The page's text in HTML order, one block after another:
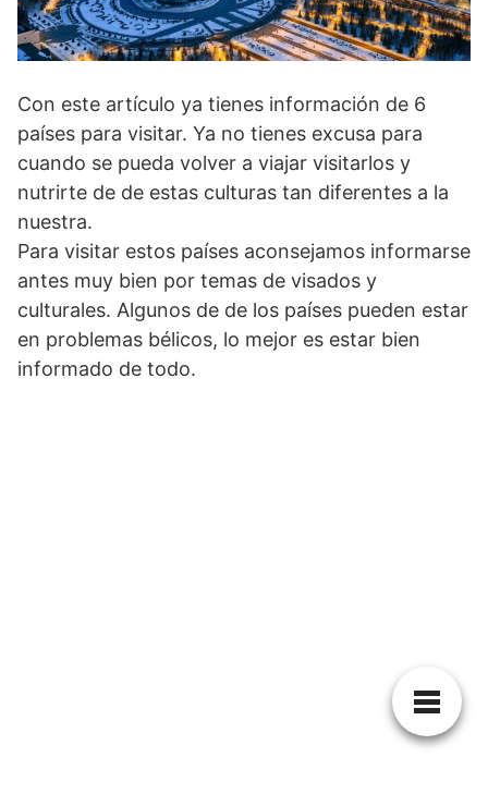
Con este artículo ya tienes información de 6
países para visitar. Ya no tienes excusa para
cuando se pueda volver a viajar visitarlos y
nutrirte de de estas culturas tan diferentes a la
nuestra.
Para visitar estos países aconsejamos informarse
antes muy bien por temas de visados y
culturales. Algunos de de los países pueden estar
en problemas bélicos, lo mejor es estar bien
informado de todo.